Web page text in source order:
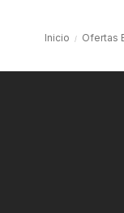
Inicio Ofertas